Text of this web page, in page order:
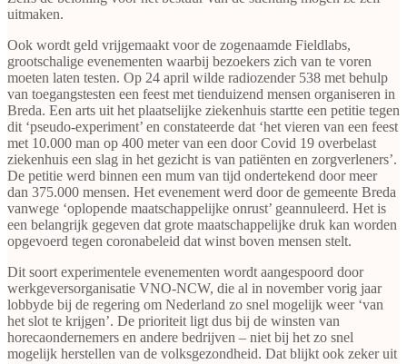
uitmaken.
Ook wordt geld vrijgemaakt voor de zogenaamde Fieldlabs,
grootschalige evenementen waarbij bezoekers zich van te voren
moeten laten testen. Op 24 april wilde radiozender 538 met behulp
van toegangstesten een feest met tienduizend mensen organiseren in
Breda. Een arts uit het plaatselijke ziekenhuis startte een petitie tegen
dit ‘pseudo-experiment’ en constateerde dat ‘het vieren van een feest
met 10.000 man op 400 meter van een door Covid 19 overbelast
ziekenhuis een slag in het gezicht is van patiënten en zorgverleners’.
De petitie werd binnen een mum van tijd ondertekend door meer
dan 375.000 mensen. Het evenement werd door de gemeente Breda
vanwege ‘oplopende maatschappelijke onrust’ geannuleerd. Het is
een belangrijk gegeven dat grote maatschappelijke druk kan worden
opgevoerd tegen coronabeleid dat winst boven mensen stelt.
Dit soort experimentele evenementen wordt aangespoord door
werkgeversorganisatie VNO-NCW, die al in november vorig jaar
lobbyde bij de regering om Nederland zo snel mogelijk weer ‘van
het slot te krijgen’. De prioriteit ligt dus bij de winsten van
horecaondernemers en andere bedrijven – niet bij het zo snel
mogelijk herstellen van de volksgezondheid. Dat blijkt ook zeker uit